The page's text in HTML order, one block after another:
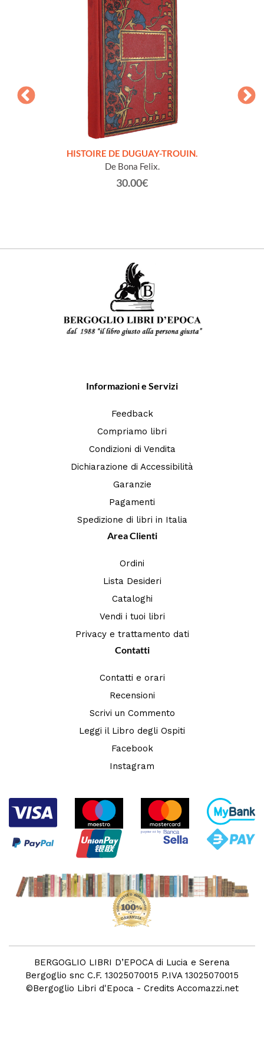
HISTOIRE DE DUGUAY-TROUIN.
De Bona Felix.
30.00€
Informazioni e Servizi
Feedback
Compriamo libri
Condizioni di Vendita
Dichiarazione di Accessibilità
Garanzie
Pagamenti
Spedizione di libri in Italia
Area Clienti
Ordini
Lista Desideri
Cataloghi
Vendi i tuoi libri
Privacy e trattamento dati
Contatti
Contatti e orari
Recensioni
Scrivi un Commento
Leggi il Libro degli Ospiti
Facebook
Instagram
BERGOGLIO LIBRI D’EPOCA di Lucia e Serena
Bergoglio snc C.F. 13025070015 P.IVA 13025070015
©Bergoglio Libri d'Epoca - Credits Accomazzi.net